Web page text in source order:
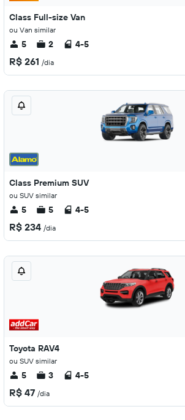
Class Full-size Van
ou Van similar
5 2 4-5
R$ 261 /dia
Class Premium SUV
ou SUV similar
5 5 4-5
R$ 234 /dia
Toyota RAV4
ou SUV similar
5 3 4-5
R$ 47 /dia